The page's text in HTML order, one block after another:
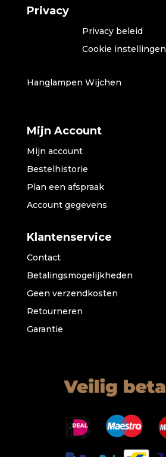
Privacy
Privacy beleid
Cookie instellingen
Hanglampen Wijchen
Mijn Account
Mijn account
Bestelhistorie
Plan een afspraak
Account gegevens
Klantenservice
Contact
Betalingsmogelijkheden
Geen verzendkosten
Retourneren
Garantie